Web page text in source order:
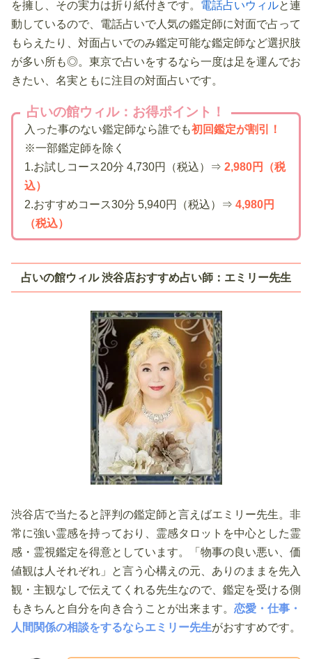
を擁し、その実力は折り紙付きです。 電話占いウィルと連
動しているので、電話占いで人気の鑑定師に対面で占って
もらえたり、対面占いでのみ鑑定可能な鑑定師など選択肢
が多い所も◎。東京で占いをするなら一度は足を運んでお
きたい、名実ともに注目の対面占いです。
占いの館ウィル：お得ポイント！
入った事のない鑑定師なら誰でも初回鑑定が割引！
※一部鑑定師を除く
1.お試しコース20分 4,730円（税込）⇒ 2,980円（税
込）
2.おすすめコース30分 5,940円（税込）⇒ 4,980円
（税込）
占いの館ウィル 渋谷店おすすめ占い師：エミリー先生
渋谷店で当たると評判の鑑定師と言えばエミリー先生。非
常に強い霊感を持っており、霊感タロットを中心とした霊
感・霊視鑑定を得意としています。「物事の良い悪い、価
値観は人それぞれ」と言う心構えの元、ありのままを先入
観・主観なしで伝えてくれる先生なので、鑑定を受ける側
もきちんと自分を向き合うことが出来ます。 恋愛・仕事・
人間関係の相談をするならエミリー先生がおすすめです。